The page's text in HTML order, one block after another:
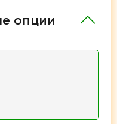
опции